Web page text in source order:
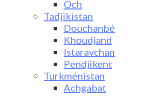
Och
Tadjikistan
Douchanbé
Khoudjand
Istaravchan
Pendjikent
Turkménistan
Achgabat